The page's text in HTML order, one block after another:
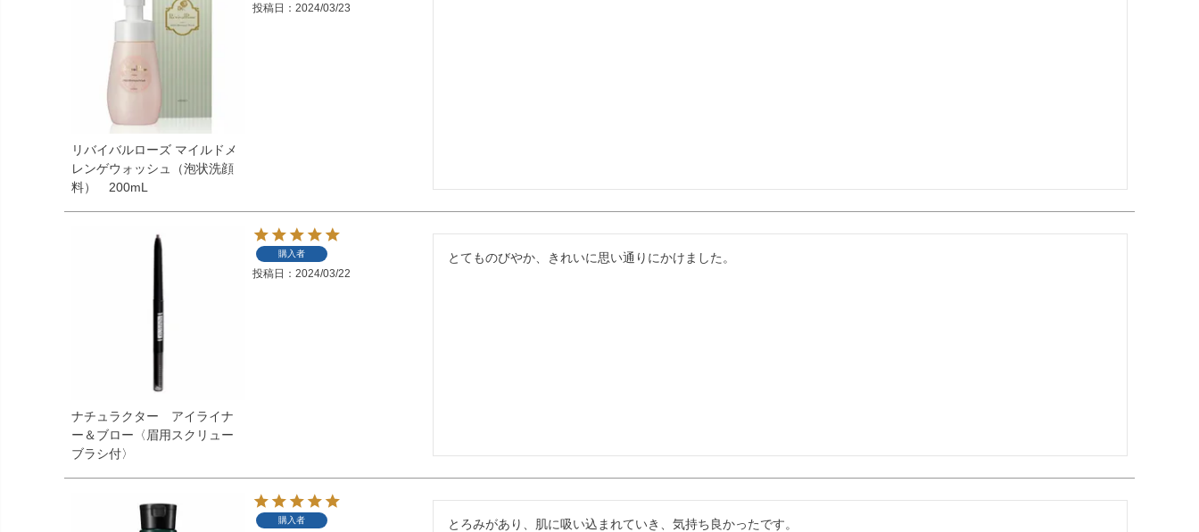
リバイバルローズ マイルドメ
レンゲウォッシュ（泡状洗顔
料） 200mL
投稿日 2024/03/23
ナチュラクター アイライナ
ー＆ブロー〈眉用スクリュー
ブラシ付〉
購入者
投稿日 2024/03/22
とてものびやか、きれいに思い通りにかけました。
購入者 とろみがあり、肌に吸い込まれていき、気持ち良かったです。